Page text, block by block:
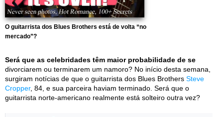
O guitarrista dos Blues Brothers está de volta “no
mercado”?
Será que as celebridades têm maior probabilidade de se
divorciarem ou terminarem um namoro? No início desta semana,
surgiram notícias de que o guitarrista dos Blues Brothers Steve
Cropper, 84, e sua parceira haviam terminado. Será que o
guitarrista norte-americano realmente está solteiro outra vez?